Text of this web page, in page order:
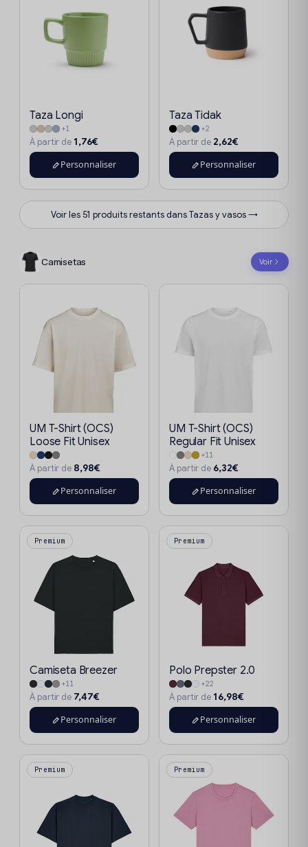
Taza Longi
+1
À partir de 1,76€
Personnaliser
Taza Tidak
+2
À partir de 2,62€
Personnaliser
Voir les 51 produits restants dans Tazas y vasos →
Camisetas Voir
UM T-Shirt (OCS)
Loose Fit Unisex
À partir de 8,98€
Personnaliser
UM T-Shirt (OCS)
Regular Fit Unisex
+11
À partir de 6,32€
Personnaliser
Premium
Camiseta Breezer
+11
À partir de 7,47€
Personnaliser
Premium
Polo Prepster 2.0
+22
À partir de 16,98€
Personnaliser
Premium Premium